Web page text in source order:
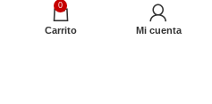
0
Carrito Mi cuenta